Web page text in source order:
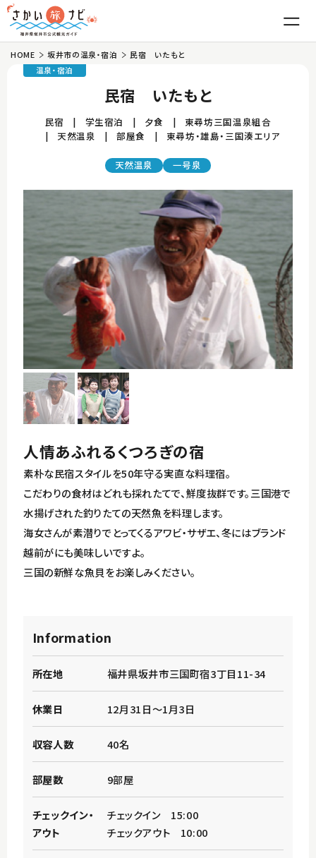
はじめての坂井市
東尋坊・雄島
竹田
グルメ
越前おろしそば
観光
温泉・宿泊
体験
モデルコース
東尋坊・雄島～三国湊コース
丸岡城～永平寺コース
竹田～恐竜博物館コース
イベント
アクセス
English
HOME 坂井市の温泉・宿泊 民宿 いたもと
温泉・宿泊
民宿 いたもと
民宿 学生宿泊 夕食
東尋坊三国温泉組合
天然温泉
部屋食 東尋坊・雄島・三国湊エリア
天然温泉 一号泉
人情あふれるくつろぎの宿
素朴な民宿スタイルを50年守る実直な料理宿。
こだわりの食材はどれも採れたてで、鮮度抜群です。三国港で
水揚げされた釣りたての天然魚を料理します。
海女さんが素潜りでとってくるアワビ・サザエ、冬にはブランド
越前がにも美味しいですよ。
三国の新鮮な魚貝をお楽しみください。
Information
所在地 福井県坂井市三国町宿3丁目11-34
休業日 12月31日～1月3日
収容人数 40名
部屋数 9部屋
チェックイン・
アウト
チェックイン 15:00
チェックアウト 10:00